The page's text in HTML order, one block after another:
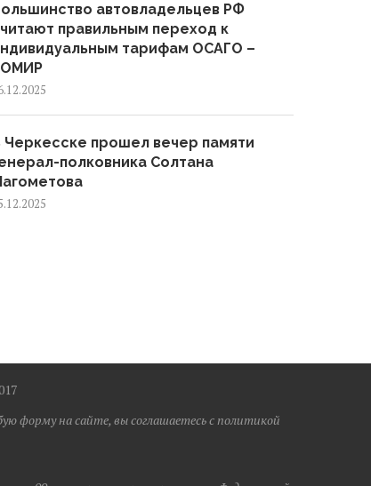
автовладельцев РФ
правильным переход к
тарифам ОСАГО –
Черкесске прошел вечер памяти
полковника Солтана
форму на сайте, вы соглашаетесь с политикой